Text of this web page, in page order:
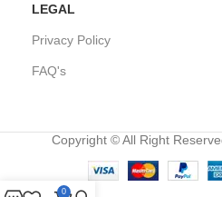
LEGAL
Privacy Policy
FAQ's
Copyright © All Right
0